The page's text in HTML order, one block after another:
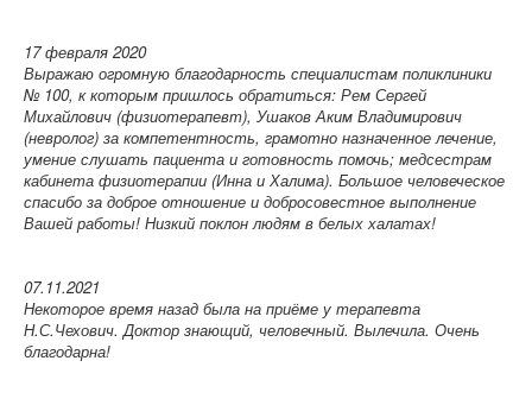
17 февраля 2020
Выражаю огромную благодарность специалистам поликлиники
№ 100, к которым пришлось обратиться: Рем Сергей
Михайлович (физиотерапевт), Ушаков Аким Владимирович
(невролог) за компетентность, грамотно назначенное лечение,
умение слушать пациента и готовность помочь; медсестрам
кабинета физиотерапии (Инна и Халима). Большое человеческое
спасибо за доброе отношение и добросовестное выполнение
Вашей работы! Низкий поклон людям в белых халатах!
07.11.2021
Некоторое время назад была на приёме у терапевта
Н.С.Чехович. Доктор знающий, человечный. Вылечила. Очень
благодарна!